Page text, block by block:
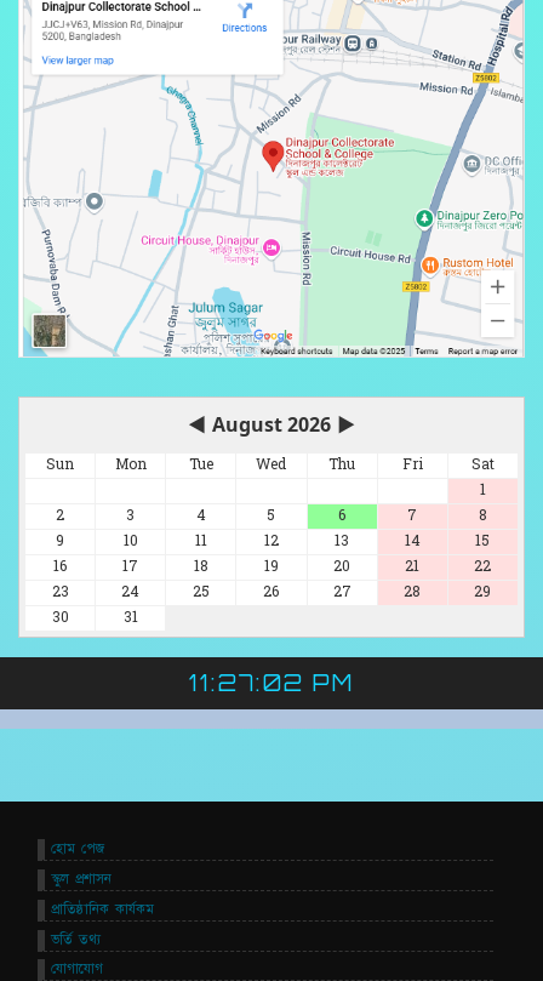
◀ August 2026 ▶
Sun Mon Tue Wed Thu Fri
Sat
1
2
3 4 5 6 7
8
9
10 11 12 13 14
15
16
17 18 19 20 21
22
23
24 25 26 27 28
29
30
31
11:27:03 PM
হোম পেজ
স্কুল প্রশাসন
প্রাতিষ্ঠানিক কার্যকম
ভর্তি তথ্য
যোগাযোগ